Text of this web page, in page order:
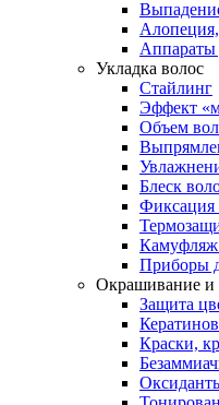
Аппараты
Укладка волос
Стайлинг
Эффект
Объем
Блеск
Фиксация
Камуфляж
Приборы
Окрашивание и
Защита
Краски,